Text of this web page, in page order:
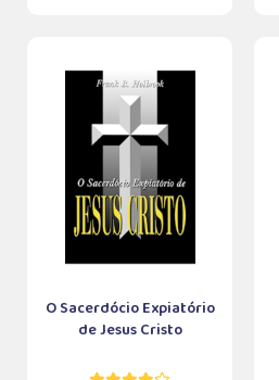
O Sacerdócio Expiatório
de Jesus Cristo